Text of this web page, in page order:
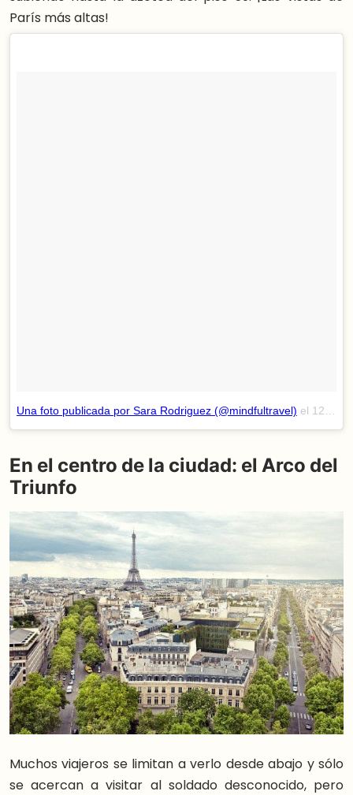
París más altas!
Una foto publicada por Sara Rodriguez (@mindfultravel) el 12 de May de 2015 a la(s) 9:52 PDT
En el centro de la ciudad: el Arco del
Triunfo
Muchos viajeros se limitan a verlo desde abajo y sólo
se acercan a visitar al soldado desconocido, pero